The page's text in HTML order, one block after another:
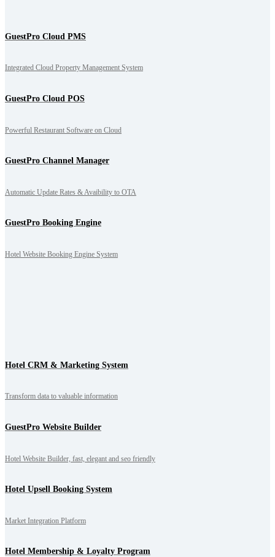
GuestPro Cloud PMS
Integrated Cloud Property Management System
GuestPro Cloud POS
Powerful Restaurant Software on Cloud
GuestPro Channel Manager
Automatic Update Rates & Avaibility to OTA
GuestPro Booking Engine
Hotel Website Booking Engine System
Hotel CRM & Marketing System
Transform data to valuable information
GuestPro Website Builder
Hotel Website Builder, fast, elegant and seo friendly
Hotel Upsell Booking System
Market Integration Platform
Hotel Membership & Loyalty Program